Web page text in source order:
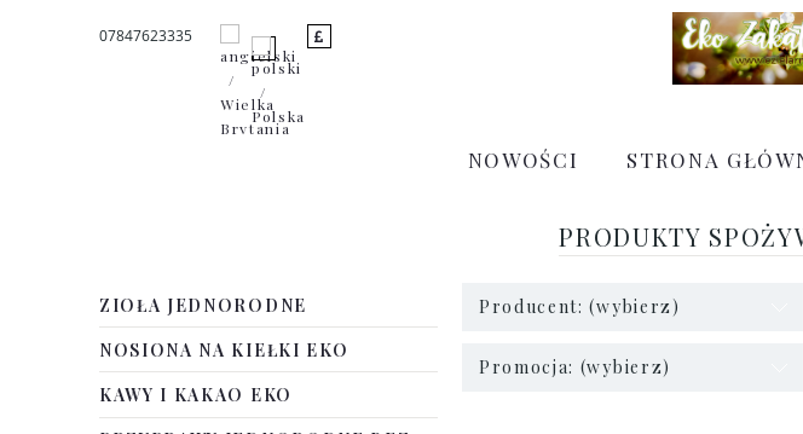
07847623335
NOWOŚCI STRONA
PRODUKTY
ZIOŁA JEDNORODNE
NOSIONA NA KIEŁKI EKO
KAWY I KAKAO EKO
Producent: (wybierz)
Promocja: (wybierz)